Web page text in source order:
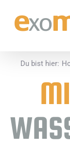
naar
Du bist hier: